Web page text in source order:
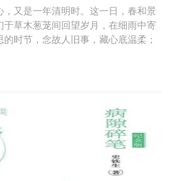
又是一年清明时。这一日，春和景
于草木葱茏间回望岁月，在细雨中寄
时节，念故人旧事，藏心底温柔；